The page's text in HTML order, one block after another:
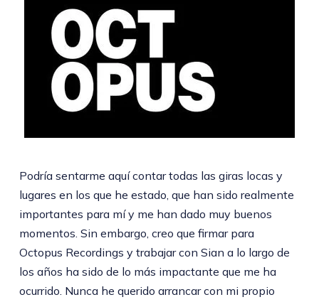
Podría sentarme aquí contar todas las giras locas y
lugares en los que he estado, que han sido realmente
importantes para mí y me han dado muy buenos
momentos. Sin embargo, creo que firmar para
Octopus Recordings y trabajar con Sian a lo largo de
los años ha sido de lo más impactante que me ha
ocurrido. Nunca he querido arrancar con mi propio